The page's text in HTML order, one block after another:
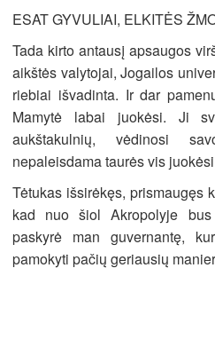
ESAT GYVULIAI, ELKITĖS
Tada kirto antausį apsaugos
aikštės valytojai, Jogailos
riebiai išvadinta. Ir dar
Mamytė labai juokėsi. Ji
aukštakulnių, vėdinosi
nepaleisdama taurės vis
Tėtukas išsirėkęs, prismaugęs
kad nuo šiol Akropolyje
paskyrė man guvernantę,
pamokyti pačių geriausių